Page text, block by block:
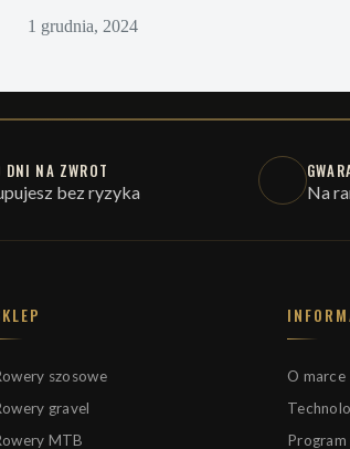
1 grudnia, 2024
DNI NA ZWROT
bez ryzyka Na
szosowe
gravel
MTB
O marce